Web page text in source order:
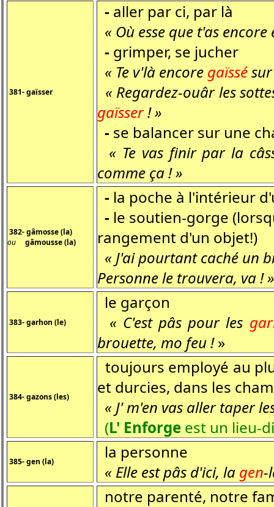
381- gaïsser
- aller par ci, par là
« Où esse que t'as
- grimper, se jucher
« Te v'là encore gaïssé
« Regardez-ouâr les
gaïsser! »
- se balancer sur une
« Te vas finir par la
comme ça ! »
382- gâmosse (la)
ou gâmousse (la)
- la poche à l'intérieur
- le soutien-gorge
rangement d'un objet!)
« J'ai pourtant caché un
Personne le trouvera, va ! »
383- garhon (le)
le garçon
« C'est pâs pour les
brouette, mo feu !»
384- gazons (les)
toujours employé au
et durcies, dans les
« J' m'en vas aller taper
(L' Enforge est un lieu-
385- gen (la)
la personne
« Elle est pâs d'ici, la gen-
notre parenté, notre